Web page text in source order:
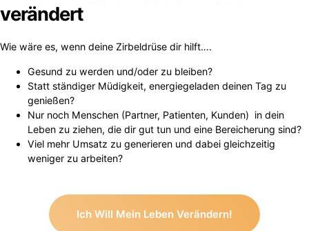
verändert
Wie wäre es, wenn deine Zirbeldrüse dir hilft….
Gesund zu werden und/oder zu bleiben?
Statt ständiger Müdigkeit, energiegeladen deinen Tag zu
genießen?
Nur noch Menschen (Partner, Patienten, Kunden) in dein
Leben zu ziehen, die dir gut tun und eine Bereicherung sind?
Viel mehr Umsatz zu generieren und dabei gleichzeitig
weniger zu arbeiten?
Ich Will Mein Leben Verändern!